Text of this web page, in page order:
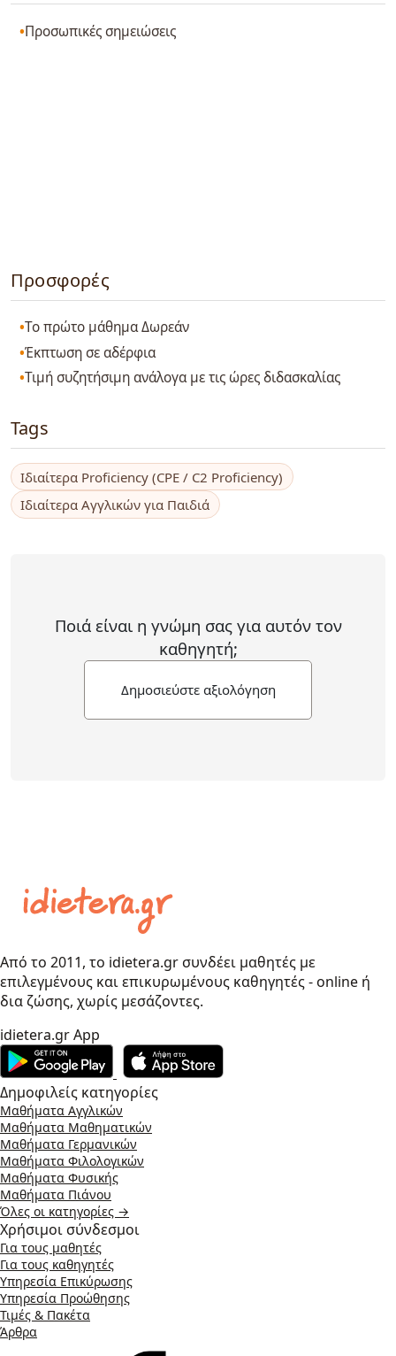
Προσωπικές σημειώσεις
Προσφορές
Το πρώτο μάθημα Δωρεάν
Έκπτωση σε αδέρφια
Τιμή συζητήσιμη ανάλογα με τις ώρες διδασκαλίας
Tags
Ιδιαίτερα Proficiency (CPE / C2 Proficiency)
Ιδιαίτερα Αγγλικών για Παιδιά
Ποιά είναι η γνώμη σας για αυτόν τον
καθηγητή;
Δημοσιεύστε αξιολόγηση
Από το 2011, το idietera.gr συνδέει μαθητές με
επιλεγμένους και επικυρωμένους καθηγητές - online ή
δια ζώσης, χωρίς μεσάζοντες.
idietera.gr App
Δημοφιλείς κατηγορίες
Μαθήματα Αγγλικών
Μαθήματα Μαθηματικών
Μαθήματα Γερμανικών
Μαθήματα Φιλολογικών
Μαθήματα Φυσικής
Μαθήματα Πιάνου
Όλες οι κατηγορίες →
Χρήσιμοι σύνδεσμοι
Για τους μαθητές
Για τους καθηγητές
Υπηρεσία Επικύρωσης
Υπηρεσία Προώθησης
Τιμές & Πακέτα
Άρθρα